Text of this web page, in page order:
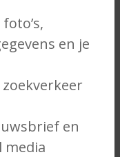
en je
en
media